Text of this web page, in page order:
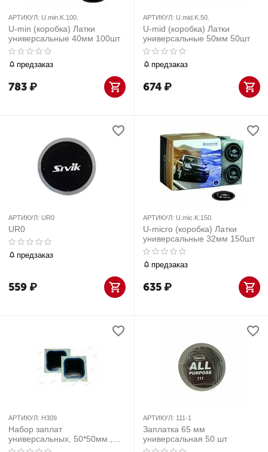
АРТИКУЛ: U.min.K.100.
U-min (коробка) Латки
универсальные 40мм 100шт
предзаказ
783₽
АРТИКУЛ: U.mid.K.50.
U-mid (коробка) Латки
универсальные 50мм 50шт
предзаказ
674₽
АРТИКУЛ: UR0
UR0
предзаказ
559₽
АРТИКУЛ: U.mic.K.150.
U-micro (коробка) Латки
универсальные 32мм 150шт
предзаказ
635₽
АРТИКУЛ: H309
Набор заплат
универсальных, 50*50мм.,
50шт
АРТИКУЛ: 111-1
Заплатка 65 мм
универсальная 50 шт